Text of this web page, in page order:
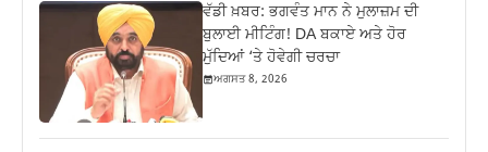
ਵੱਡੀ ਖ਼ਬਰ: ਭਗਵੰਤ ਮਾਨ ਨੇ ਮੁਲਾਜ਼ਮ ਦੀ
ਬੁਲਾਈ ਮੀਟਿੰਗ! DA ਬਕਾਏ ਅਤੇ ਹੋਰ
ਮੁੱਦਿਆਂ ‘ਤੇ ਹੋਵੇਗੀ ਚਰਚਾ
ਅਗਸਤ 8, 2026